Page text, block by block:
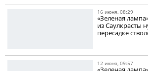
16 июня, 08:29
«Зеленая
из Саулкрасты
пересадке
12 июня, 09:57